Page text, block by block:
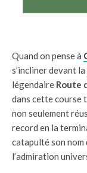
Quand on pense à
s’incliner devant
légendaire Route
dans cette course
non seulement
record en la
catapulté son nom
l’admiration